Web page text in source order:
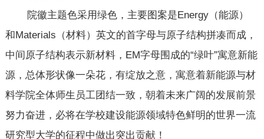
院徽主题色采用绿色，主要图案是Energy（能源）
和Materials（材料）英文的首字母与原子结构拼凑而成，
中间原子结构表示新材料，EM字母围成的“绿叶”寓意新能
源，总体形状像一朵花，有绽放之意，寓意着新能源与材
料学院全体师生员工团结一致，朝着未来广阔的发展前景
努力奋进，必将在学校建设能源领域特色鲜明的世界一流
研究型大学的征程中做出突出贡献！